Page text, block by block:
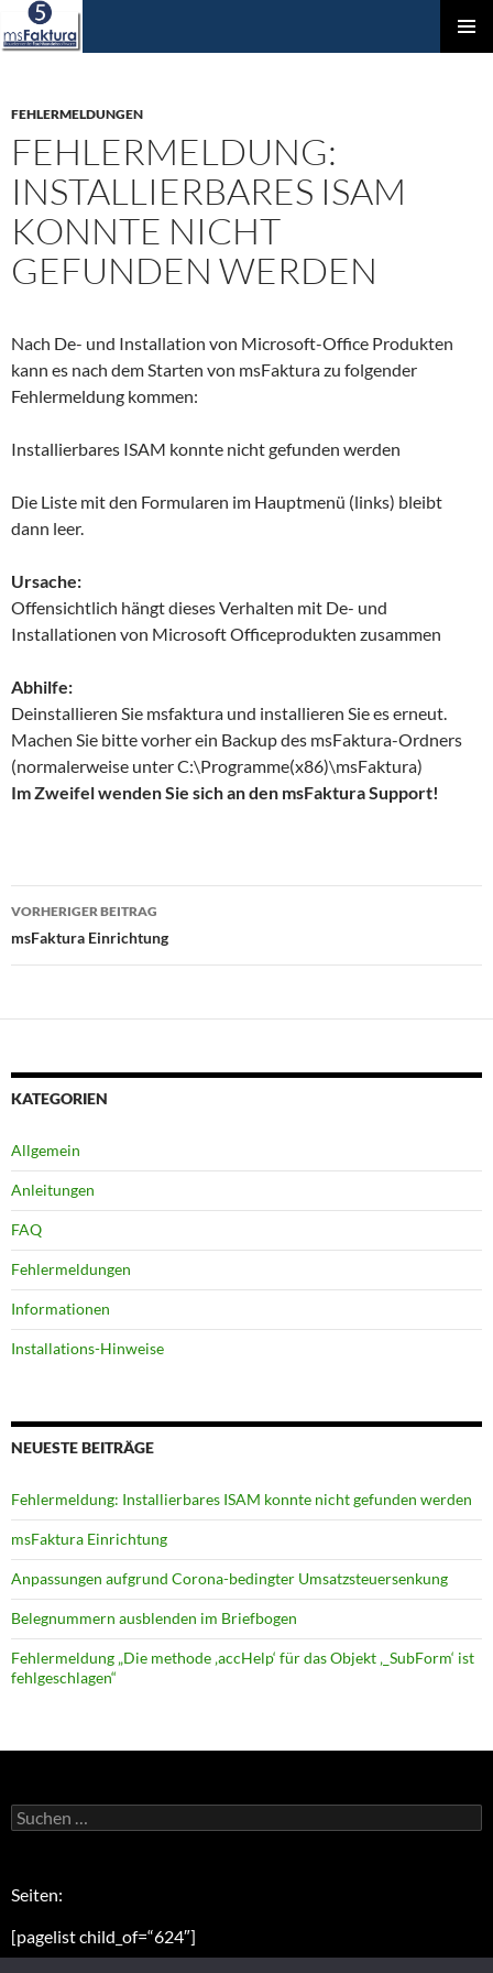
ZUM
FEHLERMELDUNGEN
FEHLERMELDUNG:
INSTALLIERBARES ISAM
KONNTE NICHT
GEFUNDEN WERDEN
Nach De- und Installation von Microsoft-Office Produkten
kann es nach dem Starten von msFaktura zu folgender
Fehlermeldung kommen:
Installierbares ISAM konnte nicht gefunden werden
Die Liste mit den Formularen im Hauptmenü (links) bleibt
dann leer.
Ursache:
Offensichtlich hängt dieses Verhalten mit De- und
Installationen von Microsoft Officeprodukten zusammen
Abhilfe:
Deinstallieren Sie msfaktura und installieren Sie es erneut.
Machen Sie bitte vorher ein Backup des msFaktura-Ordners
(normalerweise unter C:\Programme(x86)\msFaktura)
Im Zweifel wenden Sie sich an den msFaktura Support!
Beitragsnavigation
VORHERIGER BEITRAG
msFaktura Einrichtung
KATEGORIEN
Allgemein
Anleitungen
FAQ
Fehlermeldungen
Informationen
Installations-Hinweise
NEUESTE BEITRÄGE
Fehlermeldung: Installierbares ISAM konnte nicht gefunden werden
msFaktura Einrichtung
Anpassungen aufgrund Corona-bedingter Umsatz­steuer­senkung
Belegnummern ausblenden im Briefbogen
Fehlermeldung „Die methode ‚accHelp‘ für das Objekt ‚_SubForm‘ ist
fehlgeschlagen“
Suchen
nach:
Seiten:
[pagelist child_of=“624″]